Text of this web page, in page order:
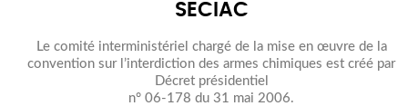
SECIAC
Le comité interministériel chargé de la mise en œuvre de la
convention sur l’interdiction des armes chimiques est créé par
Décret présidentiel
n° 06-178 du 31 mai 2006.